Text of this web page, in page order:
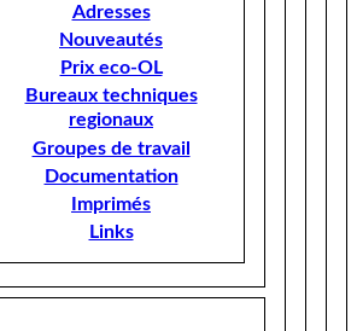
Adresses
Nouveautés
Prix eco-OL
Bureaux techniques
regionaux
Groupes de travail
Documentation
Imprimés
Links